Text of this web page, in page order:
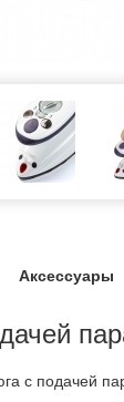
Аксессуары
с подачей